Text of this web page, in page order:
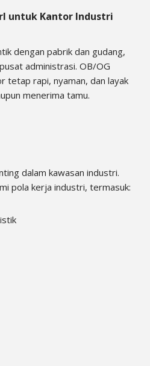
untuk Kantor Industri
dengan pabrik dan gudang,
administrasi. OB/OG
tetap rapi, nyaman, dan layak
menerima tamu.
dalam kawasan industri.
pola kerja industri, termasuk: